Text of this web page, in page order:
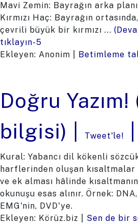
Mavi Zemin: Bayrağın arka
Kırmızı Haç: Bayrağın
çevrili büyük bir kırmızı ...
tıklayın-5
Ekleyen: Anonim | Betimleme
Doğru Yazım!
bilgisi) |
Tweet'le!
Kural: Yabancı dil kökenli
harflerinden oluşan kısaltmalar
ve ek alması hâlinde
okunuşu esas alınır. Örnek:
EMG'nin, DVD'ye.
Ekleyen: Körüz.biz | Sen de bir